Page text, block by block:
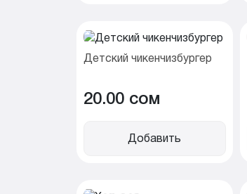
Детский чикенчизбургер
20.00 cом
Добавить